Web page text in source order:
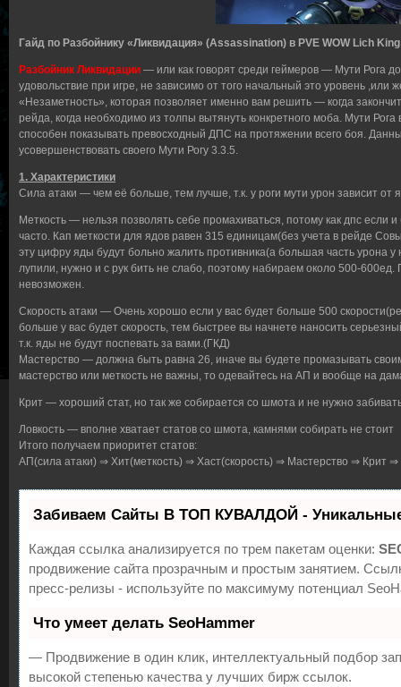
Гайд по Разбойнику «Ликвидация» (Assassination) в PVE WOW Lich
Разбойник Ликвидации — или как говорят среди геймеров — Мути Рога
удовольствие при игре, не зависимо от того начальный это уровень
«Незаметность», которая позволяет именно вам решить — когда
рейда, когда необходимо из толпы вытянуть конкретного моба. Мути
способен показывать превосходный ДПС на протяжении всего боя.
усовершенствовать своего Мути Рогу 3.3.5.
1. Характеристики
Сила атаки — чем её больше, тем лучше, т.к. у роги мути урон зависит от
Меткость — нельзя позволять себе промахиваться, потому как дпс если
часто. Кап меткости для ядов равен 315 единицам(без учета в рейде
эту цифру яды будут больно жалить противника(а большая часть урона
лупили, нужно и с рук бить не слабо, поэтому набираем около 500-600ед.
невозможен.
Скорость атаки — Очень хорошо если у вас будет больше 500
больше у вас будет скорость, тем быстрее вы начнете наносить
т.к. яды не будут поспевать за вами.(ГКД)
Мастерство — должна быть равна 26, иначе вы будете промазывать
мастерство или меткость не важны, то одевайтесь на АП и вообще на
Крит — хороший стат, но так же собирается со шмота и не нужно
Ловкость — вполне хватает статов со шмота, камнями собирать не стоит
Итого получаем приоритет статов:
АП(сила атаки) ⇒ Хит(меткость) ⇒ Хаст(скорость) ⇒ Мастерство ⇒ Крит ⇒
Забиваем Сайты В ТОП КУВАЛДОЙ - Уникальные
Каждая ссылка анализируется по трем пакетам оценки:
продвижение сайта прозрачным и простым занятием.
пресс-релизы - используйте по максимуму потенциал
Что умеет делать SeoHammer
— Продвижение в один клик, интеллектуальный подбор
высокой степенью качества у лучших бирж ссылок.